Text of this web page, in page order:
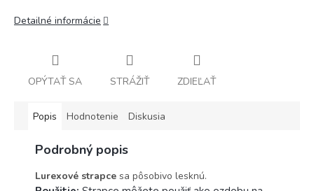
Detailné informácie
OPÝTAŤ SA STRÁŽIŤ ZDIEĽAŤ
Popis Hodnotenie Diskusia
Podrobný popis
Lurexové strapce sa pôsobivo lesknú.